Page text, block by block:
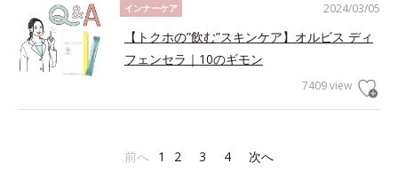
2024/03/05
インナーケア
【トクホの”飲む”スキンケア】オルビス ディ
フェンセラ｜10のギモン
7409 view
前へ 1 2 3 4 次へ